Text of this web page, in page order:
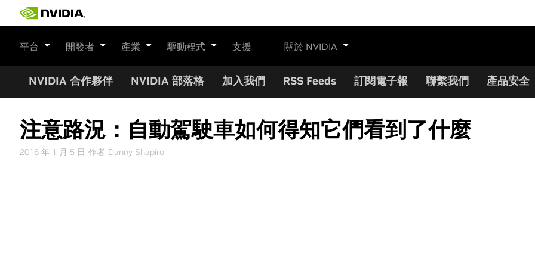
平台 開發者 產業 驅動程式 支援 關於 NVIDIA
NVIDIA 合作夥伴 NVIDIA 部落格 加入我們 RSS Feeds 訂閱電子報 聯繫我們 產品安全
注意路況：自動駕駛車如何得知它們看到了什麼
2016 年 1 月 5 日 作者 Danny Shapiro